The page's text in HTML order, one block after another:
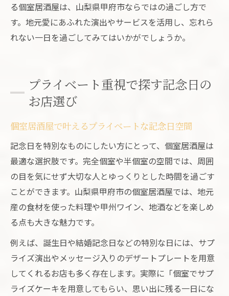
る個室居酒屋は、山梨県甲府市ならではの過ごし方で
す。地元愛にあふれた演出やサービスを活用し、忘れら
れない一日を過ごしてみてはいかがでしょうか。
プライベート重視で探す記念日の
お店選び
個室居酒屋で叶えるプライベートな記念日空間
記念日を特別なものにしたい方にとって、個室居酒屋は
最適な選択肢です。完全個室や半個室の空間では、周囲
の目を気にせず大切な人とゆっくりとした時間を過ごす
ことができます。山梨県甲府市の個室居酒屋では、地元
産の食材を使った料理や甲州ワイン、地酒などを楽しめ
る点も大きな魅力です。
例えば、誕生日や結婚記念日などの特別な日には、サプ
ライズ演出やメッセージ入りのデザートプレートを用意
してくれるお店も多く存在します。実際に「個室でサプ
ライズケーキを用意してもらい、思い出に残る一日にな